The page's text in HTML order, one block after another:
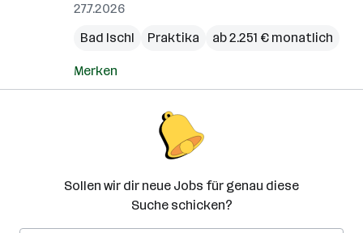
27.7.2026
Bad Ischl
Praktika ab 2.251 € monatlich
Merken
Sollen wir dir neue Jobs für genau diese
Suche schicken?